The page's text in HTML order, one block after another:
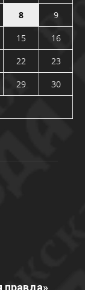
8
9
15
16
22
23
29
30
правда»